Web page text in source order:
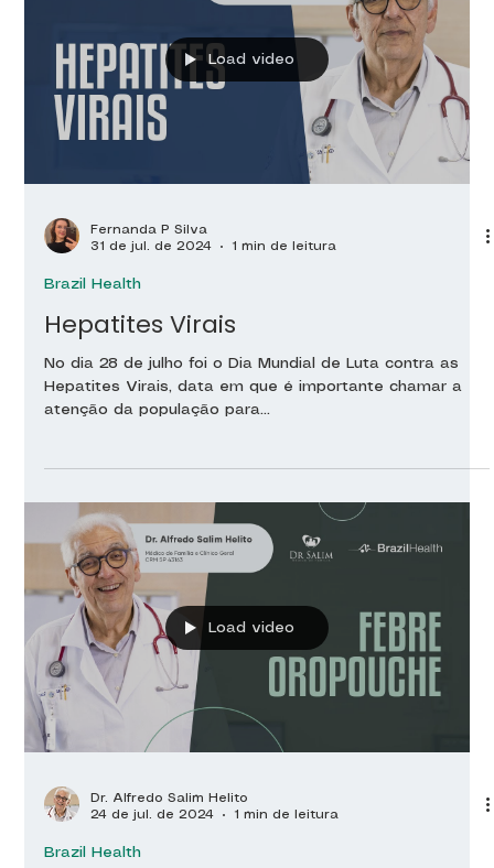
Load video
Fernanda P Silva
31 de jul. de 2024
1 min de leitura
Brazil Health
Hepatites Virais
No dia 28 de julho foi o Dia Mundial de Luta contra as
Hepatites Virais, data em que é importante chamar a
atenção da população para...
Load video
Dr. Alfredo Salim Helito
24 de jul. de 2024
1 min de leitura
Brazil Health